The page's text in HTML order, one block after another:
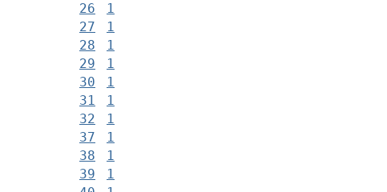
26
1
27
1
28
1
29
1
30
1
31
1
32
1
37
1
38
1
39
1